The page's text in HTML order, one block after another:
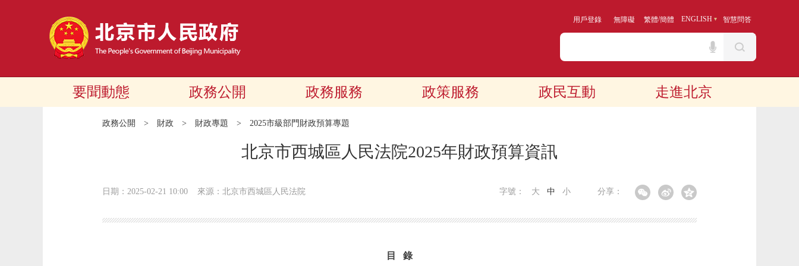
用戶登錄 無障礙 繁體/簡體 ENGLISH 智慧問答
要聞動態 政務公開 政務服務 政策服務 政民互動 走進北京
政務公開 > 財政 > 財政專題 > 2025市級部門財政預算專題
北京市西城區人民法院2025年財政預算資訊
日期：2025-02-21 10:00 來源：北京市西城區人民法院 分享：
字號： 大 中 小
目 錄